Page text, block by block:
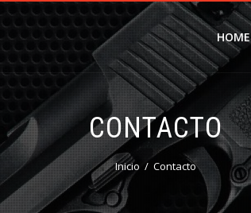
HOME
CONTACTO
Inicio Contacto